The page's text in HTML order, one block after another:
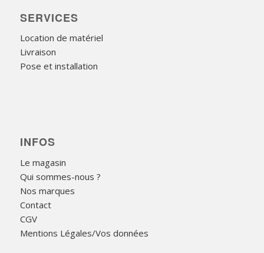
SERVICES
Location de matériel
Livraison
Pose et installation
INFOS
Le magasin
Qui sommes-nous ?
Nos marques
Contact
CGV
Mentions Légales/Vos données